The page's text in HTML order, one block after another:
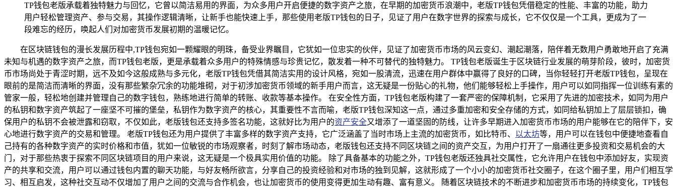
TP钱包老版承载着独特魅力与回忆，它曾以简洁易用的界面，为众多用户开启便捷的数字资产之旅，在早期的加密货币浪潮中，老版TP钱包凭借稳定的性能、丰富的功能，助力
用户轻松管理资产、参与交易，其操作逻辑清晰，让新手也能快速上手，那些使用老版TP钱包的日子，见证了用户在数字世界的探索与成长，它不仅仅是一个工具，更成为了一
段难忘的经历，唤起人们对加密货币发展初期的温暖记忆。
在区块链钱包的漫长发展历程中,TP钱包宛如一颗耀眼的明珠，备受业界瞩目，它犹如一位忠实的伙伴，见证了加密货币市场的风云变幻、潮起潮落，陪伴着无数用户勇敢地开启了充满
未知与机遇的数字资产之旅，而TP钱包老版，更是承载着众多用户的特殊情感与珍贵记忆，散发着一种不可替代的独特魅力。 TP钱包老版诞生于区块链行业发展的萌芽阶段，彼时，加密货
币市场尚处于青涩时期，远不及如今这般成熟与多元化，老版TP钱包凭借其简洁实用的设计风格，宛如一股清流，迅速在用户群体中赢得了良好的口碑，当你轻轻打开老版TP钱包，呈现在
眼前的是简洁而清晰的界面，没有那些繁杂冗余的功能堆砌，对于初涉加密货币领域的新手用户而言，这无疑是一份贴心的礼物，他们能够轻松上手操作，用户可以如同指挥一位训练有素的
管家一般，轻松地创建并管理自己的数字钱包，熟练地进行简单的转账、收款等基本操作。 在安全性方面，TP钱包老版构建了一套严密的保障机制，它采用了先进的加密技术，如同为用户
的私钥和数字资产筑起了一座坚不可摧的堡垒，私钥作为数字资产的核心，其重要性不言而喻，老版TP钱包深知这一点，通过多重加密和安全存储的方式，如同给私钥加上了层层锁扣，确
保用户的私钥不会被泄露和窃取，不仅如此，老版钱包还支持多签名功能，这就好比为用户的资产安全又增添了一道坚固的防线，让许多早期进入加密货币市场的用户能够在它的陪伴下，安
心地进行数字资产的交易和管理。 老版TP钱包还为用户提供了丰富多样的数字资产支持，它广泛涵盖了当时市场上主流的加密货币，如比特币、 以太坊等，用户可以在钱包中便捷地查看自
己持有的各种数字资产的实时价格和市值，犹如一位敏锐的市场观察者，时刻了解市场动态，老版钱包还支持不同区块链之间的资产交互，为用户打开了一扇通往更多投资和交易机会的大
门，对于那些热衷于探索不同区块链项目的用户来说，这无疑是一个极具实用价值的功能。 除了具备基本的功能之外，TP钱包老版还独具社交属性，它允许用户在钱包中添加好友，实现资
产的共享和交流，用户可以通过钱包内置的聊天功能，与好友畅所欲言，分享自己的投资经验和对市场的独到见解，这就形成了一个小小的加密货币社交圈子，在这个圈子里，用户们相互学
习、相互启发，这种社交互动不仅增加了用户之间的交流与合作机会，也让加密货币的使用变得更加生动有趣、富有意义。 随着区块链技术的不断进步和加密货币市场的持续变化，TP钱包